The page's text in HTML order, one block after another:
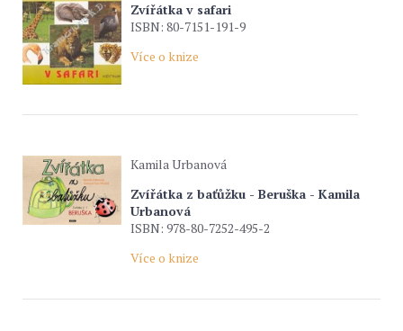
Zvířátka v safari
ISBN: 80-7151-191-9
Více o knize
Kamila Urbanová
Zvířátka z baťůžku - Beruška - Kamila
Urbanová
ISBN: 978-80-7252-495-2
Více o knize